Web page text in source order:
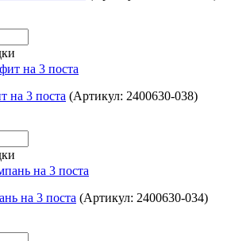
на 3 поста (Артикул: 2400630-038)
на 3 поста (Артикул: 2400630-034)